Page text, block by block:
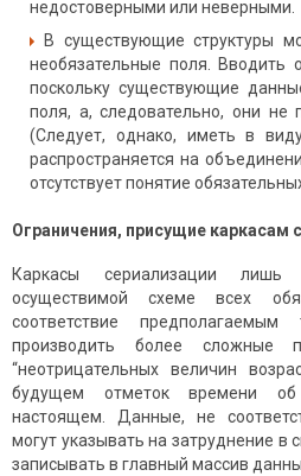
недостоверными или неверными.
В существующие структуры
необязательные поля. Вводить
поскольку существующие
поля, а, следовательно, они не
(Следует, однако, иметь в
распространяется на
отсутствует понятие
Ограничения, присущие каркасам
Каркасы сериализации
осуществимой схеме всех
соответствие
производить более сложные
“неотрицательных величин
будущем отметок времени
настоящем. Данные, не
могут указывать на затруднение в
записывать в главный массив